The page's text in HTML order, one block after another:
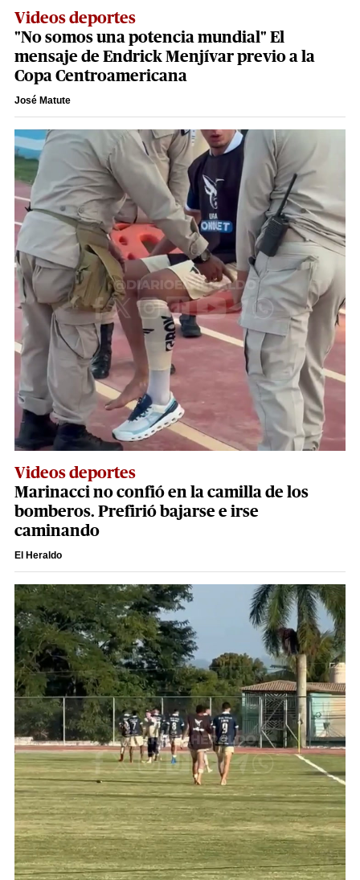
Videos deportes
"No somos una potencia mundial" El
mensaje de Endrick Menjívar previo a la
Copa Centroamericana
José Matute
Videos deportes
Marinacci no confió en la camilla de los
bomberos. Prefirió bajarse e irse
caminando
El Heraldo